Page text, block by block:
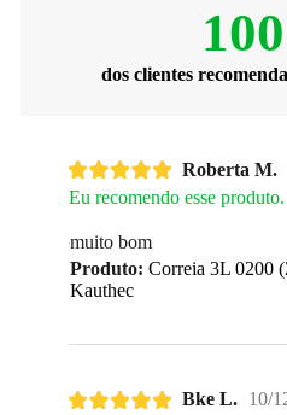
dos clientes
Roberta M.
Eu recomendo esse produto.
muito bom
Produto: Correia 3L 0200
Kauthec
Bke L.
10/